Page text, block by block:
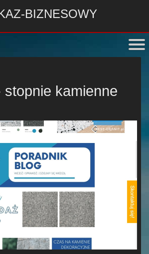
BIZNESOWY
stopnie kamienne